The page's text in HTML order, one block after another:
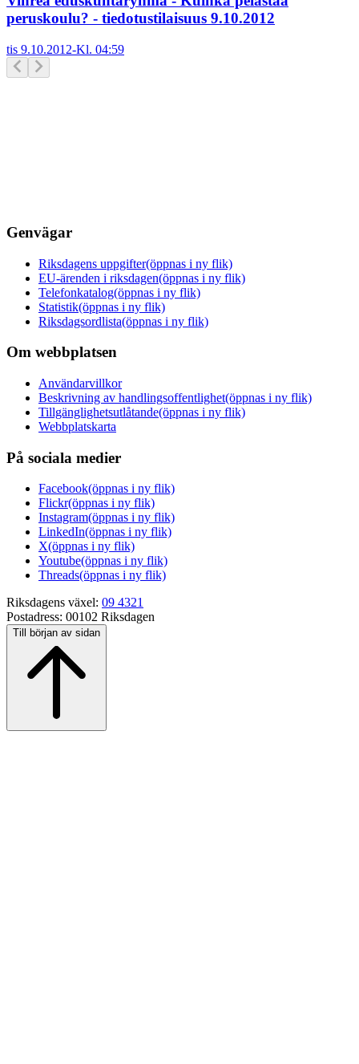
peruskoulu? - tiedotustilaisuus 9.10.2012
tis 9.10.2012-Kl. 04:59
Genvägar
Riksdagens uppgifter(öppnas i ny flik)
EU-ärenden i riksdagen(öppnas i ny flik)
Telefonkatalog(öppnas i ny flik)
Statistik(öppnas i ny flik)
Riksdagsordlista(öppnas i ny flik)
Om webbplatsen
Användarvillkor
Beskrivning av handlingsoffentlighet(öppnas i ny flik)
Tillgänglighetsutlåtande(öppnas i ny flik)
Webbplatskarta
På sociala medier
Facebook(öppnas i ny flik)
Flickr(öppnas i ny flik)
Instagram(öppnas i ny flik)
LinkedIn(öppnas i ny flik)
X(öppnas i ny flik)
Youtube(öppnas i ny flik)
Threads(öppnas i ny flik)
Riksdagens växel: 09 4321
Postadress: 00102 Riksdagen
Till början av sidan